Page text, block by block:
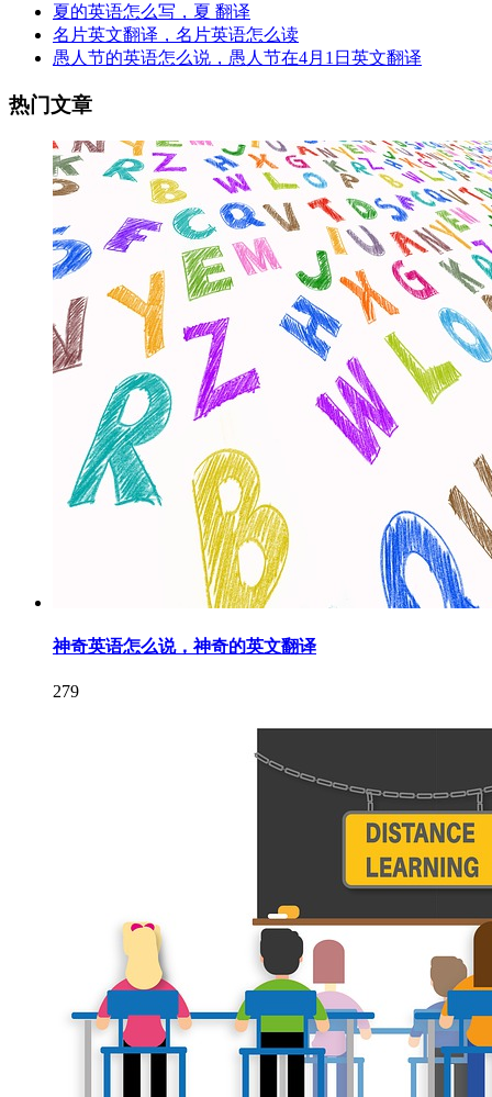
夏的英语怎么写，夏 翻译
名片英文翻译，名片英语怎么读
愚人节的英语怎么说，愚人节在4月1日英文翻译
热门文章
神奇英语怎么说，神奇的英文翻译
279